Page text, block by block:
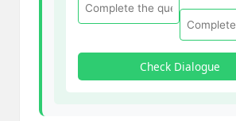
Check Dialogue